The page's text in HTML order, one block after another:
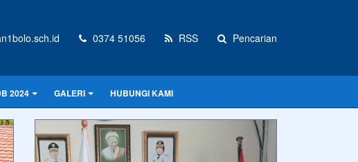
0374 51056 RSS Pencarian
2024 GALERI HUBUNGI KAMI